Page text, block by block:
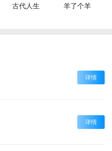
古代人生 羊了个羊
详情
详情